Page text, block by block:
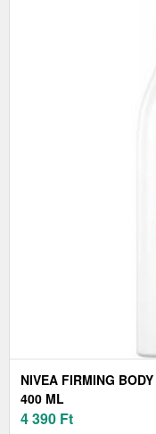
NIVEA FIRMING
400 ML
4 390 Ft